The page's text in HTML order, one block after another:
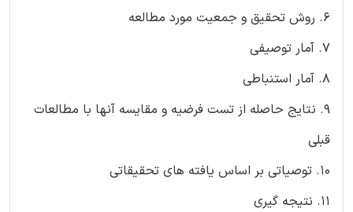
6. روش تحقیق و جمعیت مورد مطالعه
7. آمار توصیفی
8. آمار استنباطی
9. نتایج حاصله از تست فرضیه و مقایسه آنها با مطالعات
قبلی
10. توصیاتی بر اساس یافته های تحقیقاتی
11. نتیجه گیری